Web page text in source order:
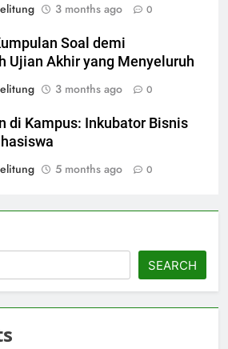
3 months ago 0
Soal demi
Ujian Akhir yang Menyeluruh
3 months ago 0
di Kampus: Inkubator Bisnis
5 months ago 0
SEARCH